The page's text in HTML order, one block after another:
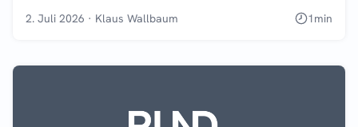
2. Juli 2026 · Klaus Wallbaum 1min